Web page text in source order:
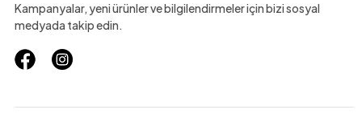
Kampanyalar, yeni ürünler ve bilgilendirmeler için bizi sosyal
medyada takip edin.